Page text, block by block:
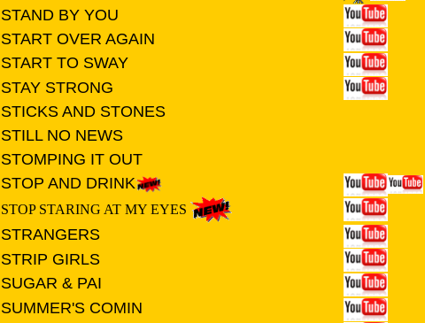
STAND BY YOU
START OVER AGAIN
START TO SWAY
STAY STRONG
STICKS AND STONES
STILL NO NEWS
STOMPING IT OUT
STOP AND DRINK
STOP STARING AT MY EYES
STRANGERS
STRIP GIRLS
SUGAR & PAI
SUMMER'S COMIN